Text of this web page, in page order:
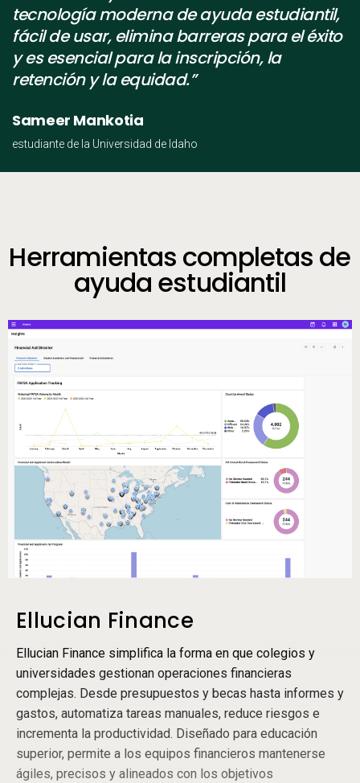
tecnología moderna de ayuda estudiantil,
fácil de usar, elimina barreras para el éxito
y es esencial para la inscripción, la
retención y la equidad.”
Sameer Mankotia
estudiante de la Universidad de Idaho
Herramientas completas de
ayuda estudiantil
Ellucian Finance
Ellucian Finance simplifica la forma en que colegios y
universidades gestionan operaciones financieras
complejas. Desde presupuestos y becas hasta informes y
gastos, automatiza tareas manuales, reduce riesgos e
incrementa la productividad. Diseñado para educación
superior, permite a los equipos financieros mantenerse
ágiles, precisos y alineados con los objetivos